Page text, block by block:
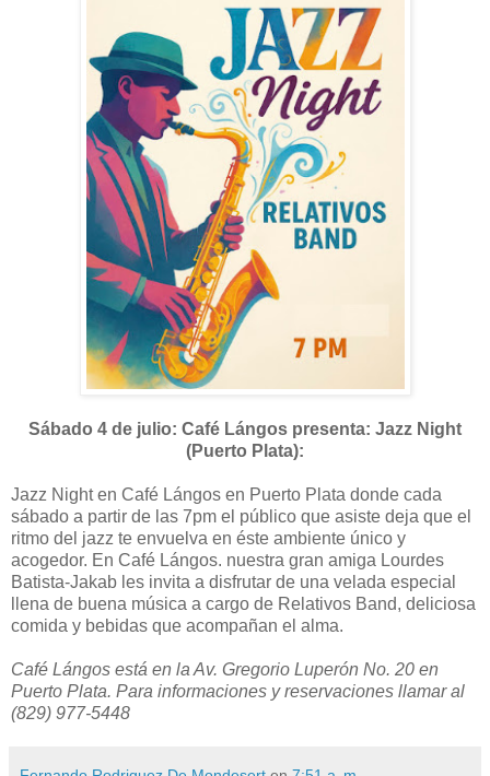
Sábado 4 de julio: Café Lángos presenta: Jazz Night
(Puerto Plata):
Jazz Night en Café Lángos en Puerto Plata donde cada
sábado a partir de las 7pm el público que asiste deja que el
ritmo del jazz te envuelva en éste ambiente único y
acogedor. En Café Lángos. nuestra gran amiga Lourdes
Batista-Jakab les invita a disfrutar de una velada especial
llena de buena música a cargo de Relativos Band, deliciosa
comida y bebidas que acompañan el alma.
Café Lángos está en la Av. Gregorio Luperón No. 20 en
Puerto Plata. Para informaciones y reservaciones llamar al
(829) 977-5448